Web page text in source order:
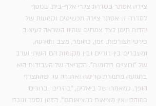
ציירה אסתר בסדרת ציורי אלף-בית. בנוסף
לסדרה זו אסתר ציירה תכשיטים וקמעות של
יהדות תימן לצד צמחים שהיוו השראה לעיצוב
פירטי הצורפות. זמן, כחומר, מצב ותודעה,
ומעברים בין דוריים ובין מקומות הם השתי וערב
של "וחציים חלומות". הקריאה של העבודות היא
בתנועה מתמדת קדימה ואחורה עד שהתצרף
הופך, כמאמרו של ביאליק, "בהירים ּוברורים
כמוהם ואין מציאות כמציאותם". הזמן נספר ונוכח